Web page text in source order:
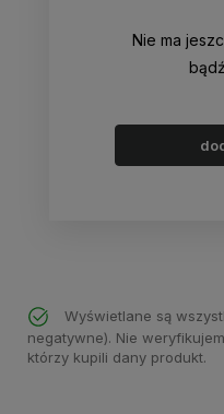
Nie ma
Wyświetlane są
negatywne). Nie
którzy kupili dany produkt.